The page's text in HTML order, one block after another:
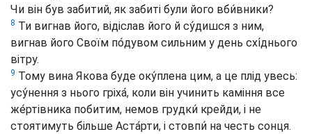
Чи він був забитий, як забиті були його вби́вники?
8 Ти вигнав його, відіслав його й су́дишся з ним,
вигнав його Своїм по́дувом сильним у день схі́днього
вітру.
9 Тому вина Якова буде оку́плена цим, а це плід увесь:
усу́нення з нього гріха́, коли він учинить каміння все
же́ртівника побитим, немов грудки́ крейди, і не
стоятимуть більше Аста́рти, і стовпи́ на честь сонця.